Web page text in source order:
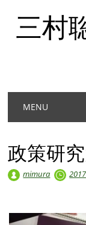
三村
Main
MENU
政策研
mimura